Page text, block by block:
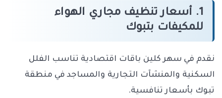
1. أسعار تنظيف مجاري الهواء
للمكيفات بتبوك
نقدم في سهر كلين باقات اقتصادية تناسب الفلل
السكنية والمنشآت التجارية والمساجد في منطقة
تبوك بأسعار تنافسية.